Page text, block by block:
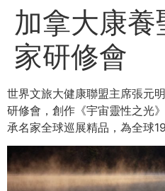
加拿大康養
家研修會
世界文旅大健康聯盟主席張元
研修會，創作《宇宙靈性之光
承名家全球巡展精品，為全球